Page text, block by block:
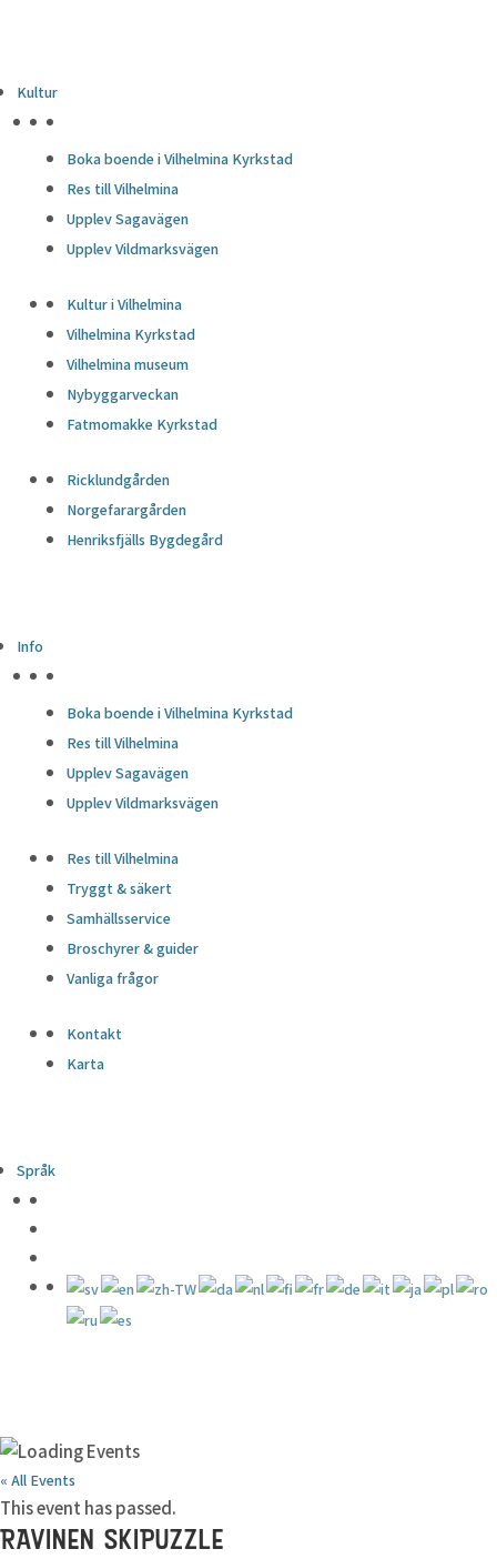
Kultur
Boka boende i Vilhelmina Kyrkstad
Res till Vilhelmina
Upplev Sagavägen
Upplev Vildmarksvägen
Kultur i Vilhelmina
Vilhelmina Kyrkstad
Vilhelmina museum
Nybyggarveckan
Fatmomakke Kyrkstad
Ricklundgården
Norgefarargården
Henriksfjälls Bygdegård
Info
Boka boende i Vilhelmina Kyrkstad
Res till Vilhelmina
Upplev Sagavägen
Upplev Vildmarksvägen
Res till Vilhelmina
Tryggt & säkert
Samhällsservice
Broschyrer & guider
Vanliga frågor
Kontakt
Karta
Språk
« All Events
This event has passed.
RAVINEN SKIPUZZLE